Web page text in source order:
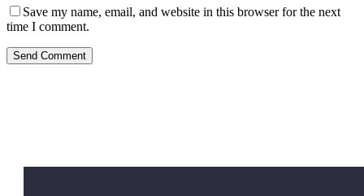
Save my name, email, and website in this browser for the next
time I comment.
Send Comment